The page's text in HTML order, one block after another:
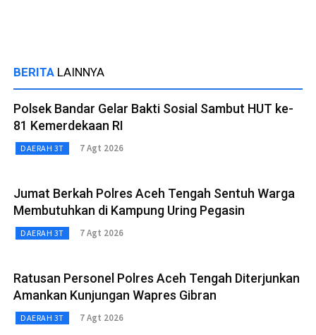
BERITA LAINNYA
Polsek Bandar Gelar Bakti Sosial Sambut HUT ke-
81 Kemerdekaan RI
DAERAH 3T 7 Agt 2026
Jumat Berkah Polres Aceh Tengah Sentuh Warga
Membutuhkan di Kampung Uring Pegasin
DAERAH 3T 7 Agt 2026
Ratusan Personel Polres Aceh Tengah Diterjunkan
Amankan Kunjungan Wapres Gibran
DAERAH 3T 7 Agt 2026